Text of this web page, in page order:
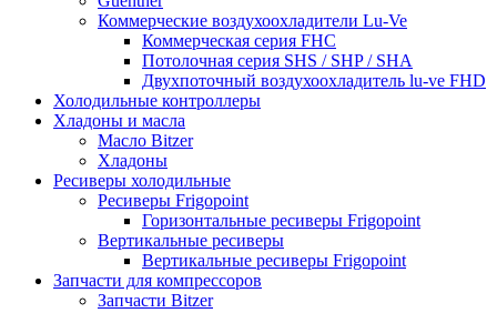
Коммерческие воздухоохладители Lu-Ve
Коммерческая серия FHC
Потолочная серия SHS / SHP / SHA
Двухпоточный воздухоохладитель lu-ve FHD
Холодильные контроллеры
Хладоны и масла
Масло Bitzer
Хладоны
Ресиверы холодильные
Ресиверы Frigopoint
Горизонтальные ресиверы Frigopoint
Вертикальные ресиверы
Вертикальные ресиверы Frigopoint
Запчасти для компрессоров
Запчасти Bitzer